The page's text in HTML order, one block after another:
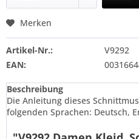
Merken
Artikel-Nr.:
V9292
EAN:
Beschreibung
Die Anleitung dieses
folgenden Sprachen: Deutsch,